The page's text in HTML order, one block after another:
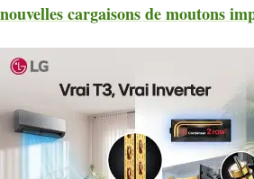
nouvelles cargaisons de moutons